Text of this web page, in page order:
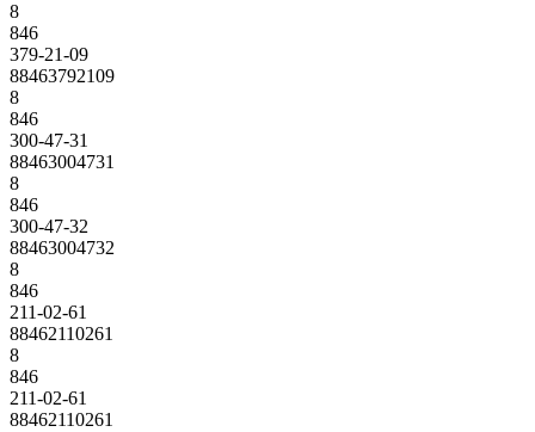
8
846
379-21-09
88463792109
8
846
300-47-31
88463004731
8
846
300-47-32
88463004732
8
846
211-02-61
88462110261
8
846
211-02-61
88462110261